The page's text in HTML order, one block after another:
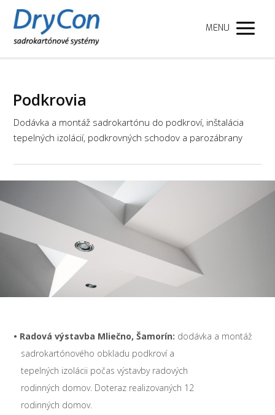
MENU
Podkrovia
Dodávka a montáž sadrokartónu do podkroví, inštalácia
tepelných izolácií, podkrovných schodov a parozábrany
• Radová výstavba Mliečno, Šamorín: dodávka a montáž
sadrokartónového obkladu podkroví a
tepelných izolácii počas výstavby radových
rodinných domov. Doteraz realizovaných 12
rodinných domov.